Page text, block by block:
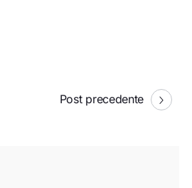
Post precedente